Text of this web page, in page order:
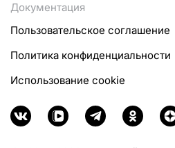
Документация
Пользовательское соглашение
Политика конфиденциальности
Использование cookie